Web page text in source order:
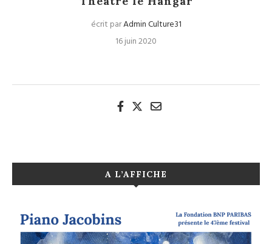
écrit parAdmin Culture31
16 juin 2020
A L’AFFICHE